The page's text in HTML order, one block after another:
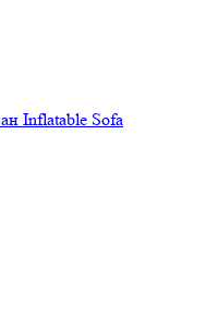
Inflatable Sofa